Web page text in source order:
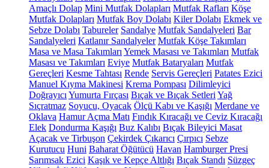
Amaçlı Dolap Mini Mutfak Dolapları Mutfak Rafları Köşe
Mutfak Dolapları Mutfak Boy Dolabı Kiler Dolabı Ekmek ve
Sebze Dolabı Tabureler Sandalye Mutfak Sandalyeleri Bar
Sandalyeleri Katlanır Sandalyeler Mutfak Köşe Takımları
Masa ve Masa Takımları Yemek Masası ve Takımları Mutfak
Masası ve Takımları Eviye Mutfak Bataryaları Mutfak
Gereçleri Kesme Tahtası Rende Servis Gereçleri Patates Ezici
Manuel Kıyma Makinesi Krema Pompası Dilimleyici
Doğrayıcı Yumurta Fırçası Bıçak ve Bıçak Setleri Yağ
Sıçratmaz Soyucu, Oyacak Ölçü Kabı ve Kaşığı Merdane ve
Oklava Hamur Açma Matı Fındık Kıracağı ve Ceviz Kıracağı
Elek Dondurma Kaşığı Buz Kalıbı Bıçak Bileyici Masat
Açacak ve Tirbuşon Çekirdek Çıkarıcı Çırpıcı Sebze
Kurutucu Huni Baharat Öğütücü Havan Hamburger Presi
Sarımsak Ezici Kaşık ve Kepçe Altlığı Bıçak Standı Süzgeç